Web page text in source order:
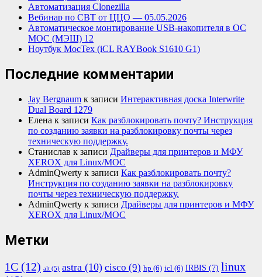
Автоматизация Clonezilla
Вебинар по СВТ от ЦЦО — 05.05.2026
Автоматическое монтирование USB-накопителя в ОС
МОС (МЭШ) 12
Ноутбук МосТех (iCL RAYBook S1610 G1)
Последние комментарии
Jay Bergnaum к записи Интерактивная доска Interwrite
Dual Board 1279
Елена к записи Как разблокировать почту? Инструкция
по созданию заявки на разблокировку почты через
техническую поддержку.
Станислав к записи Драйверы для принтеров и МФУ
XEROX для Linux/МОС
AdminQwerty к записи Как разблокировать почту?
Инструкция по созданию заявки на разблокировку
почты через техническую поддержку.
AdminQwerty к записи Драйверы для принтеров и МФУ
XEROX для Linux/МОС
Метки
1С (12) alt (5) astra (10) cisco (9) hp (6) icl (6) IRBIS (7) linux